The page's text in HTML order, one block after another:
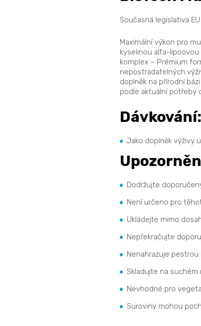
Současná legislativa
Maximální výkon pro
kyselinou alfa-
komplex – Prémium
nepostradatelných
doplněk na přírodní
podle aktuální potřeby
Dávkování:
Jako doplněk výživy
Dodržujte
Není určeno pro
Ukládejte mimo
Nepřekračujte
Nenahrazuje pestrou
Skladujte na suchém
Nevhodné pro
Suroviny mohou